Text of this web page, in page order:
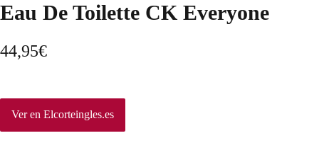
Eau De Toilette CK Everyone
44,95€
Ver en Elcorteingles.es